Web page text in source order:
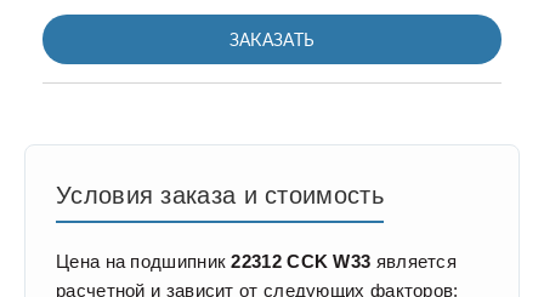
ЗАКАЗАТЬ
Условия заказа и стоимость
Цена на подшипник22312 CCK W33 является
расчетной и зависит от следующих факторов: